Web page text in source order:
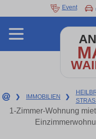
Event
❯ IMMOBILIEN ❯
1-Zimmer-Wohnung